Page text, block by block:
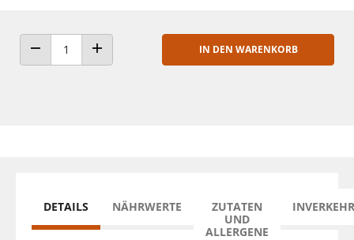
ANZAHL VERRINGERNANZAHL ERHÖHEN
IN DEN WARENKORB
DETAILS NÄHRWERTE
ZUTATEN
UND
ALLERGENE